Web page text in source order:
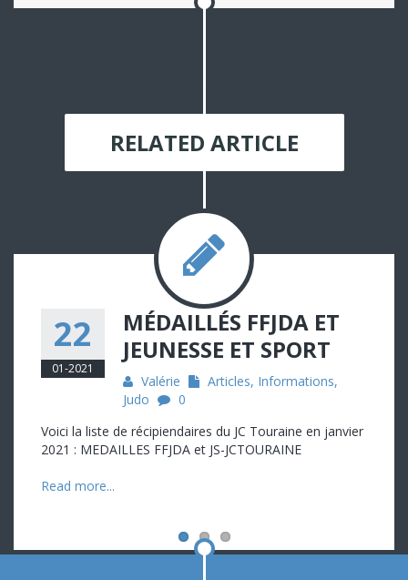
RELATED ARTICLE
22
01-2021
MÉDAILLÉS FFJDA ET
JEUNESSE ET SPORT
Valérie Articles, Informations,
Judo
0
Voici la liste de récipiendaires du JC Touraine en janvier
2021 : MEDAILLES FFJDA et JS-JCTOURAINE
Read more...